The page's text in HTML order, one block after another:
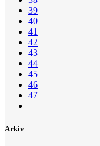
39
40
41
42
43
44
45
46
47
Arkiv